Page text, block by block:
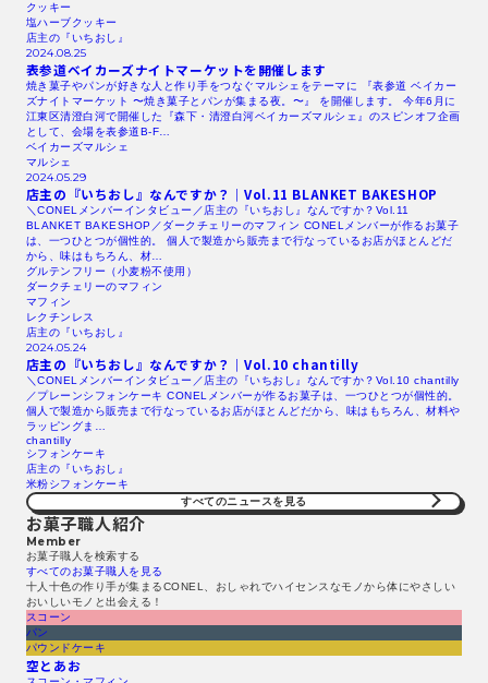
クッキー
塩ハーブクッキー
店主の『いちおし』
2024.08.25
表参道ベイカーズナイトマーケットを開催します
焼き菓子やパンが好きな人と作り手をつなぐマルシェをテーマに 『表参道 ベイカー
ズナイトマーケット 〜焼き菓子とパンが集まる夜。〜』 を開催します。 今年6月に
江東区清澄白河で開催した『森下・清澄白河ベイカーズマルシェ』のスピンオフ企画
として、会場を表参道B-F…
ベイカーズマルシェ
マルシェ
2024.05.29
店主の『いちおし』なんですか？｜Vol.11 BLANKET BAKESHOP
＼CONELメンバーインタビュー／店主の『いちおし』なんですか？Vol.11
BLANKET BAKESHOP／ダークチェリーのマフィン CONELメンバーが作るお菓子
は、一つひとつが個性的。 個人で製造から販売まで行なっているお店がほとんどだ
から、味はもちろん、材…
グルテンフリー（小麦粉不使用）
ダークチェリーのマフィン
マフィン
レクチンレス
店主の『いちおし』
2024.05.24
店主の『いちおし』なんですか？｜Vol.10 chantilly
＼CONELメンバーインタビュー／店主の『いちおし』なんですか？Vol.10 chantilly
／プレーンシフォンケーキ CONELメンバーが作るお菓子は、一つひとつが個性的。
個人で製造から販売まで行なっているお店がほとんどだから、味はもちろん、材料や
ラッピングま…
chantilly
シフォンケーキ
店主の『いちおし』
米粉シフォンケーキ
すべてのニュースを見る​
お菓子職人紹介
Member
お菓子職人を検索する​
すべてのお菓子職人を見る​
十人十色の作り手が集まるCONEL、おしゃれでハイセンスなモノから体にやさしい
おいしいモノと出会える！
スコーン
パン
パウンドケーキ
空とあお